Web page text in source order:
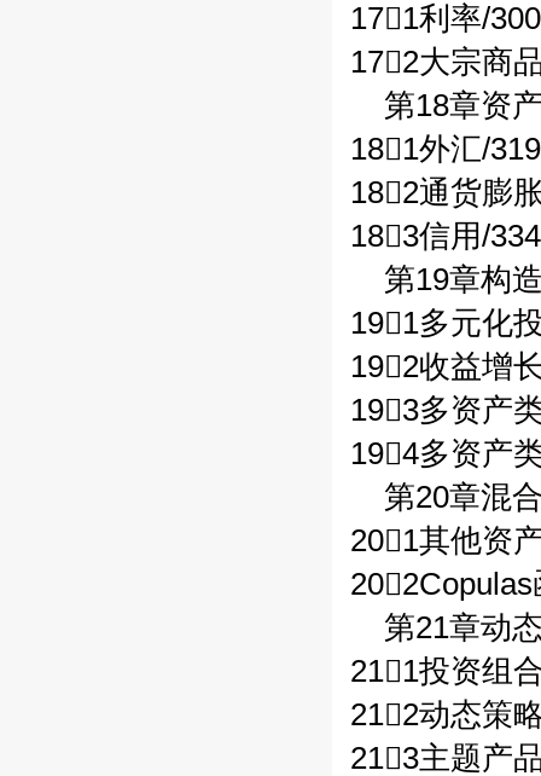
171利率/300
172大宗商
第18章资
181外汇/319
182通货膨
183信用/334
第19章构
191多元化
192收益增
193多资产
194多资产
第20章混
201其他资
第21章动
211投资组
212动态策
213主题产